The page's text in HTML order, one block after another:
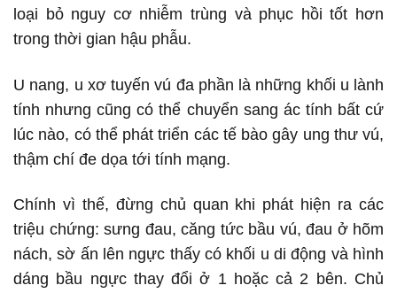
loại bỏ nguy cơ nhiễm trùng và phục hồi tốt hơn
trong thời gian hậu phẫu.
U nang, u xơ tuyến vú đa phần là những khối u lành
tính nhưng cũng có thể chuyển sang ác tính bất cứ
lúc nào, có thể phát triển các tế bào gây ung thư vú,
thậm chí đe dọa tới tính mạng.
Chính vì thế, đừng chủ quan khi phát hiện ra các
triệu chứng: sưng đau, căng tức bầu vú, đau ở hõm
nách, sờ ấn lên ngực thấy có khối u di động và hình
dáng bầu ngực thay đổi ở 1 hoặc cả 2 bên. Chủ